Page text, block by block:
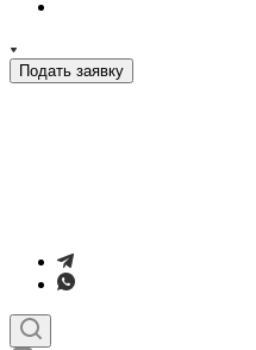
Подать заявку